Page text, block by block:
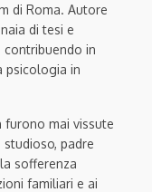
di Roma. Autore
di tesi e
contribuendo in
psicologia in
furono mai vissute
padre
sofferenza
familiari e ai